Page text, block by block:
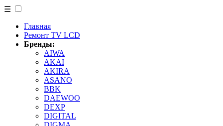
☰
Главная
Ремонт TV LCD
Бренды:
AIWA
AKAI
AKIRA
ASANO
BBK
DAEWOO
DEXP
DIGITAL